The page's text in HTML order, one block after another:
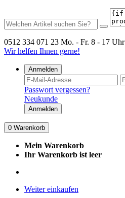
0512 334 071 23 Mo. - Fr. 8 - 17 Uhr
Wir helfen Ihnen gerne!
Anmelden
Passwort vergessen?
Neukunde
Anmelden
0 Warenkorb
Mein Warenkorb
Ihr Warenkorb ist leer
Weiter einkaufen